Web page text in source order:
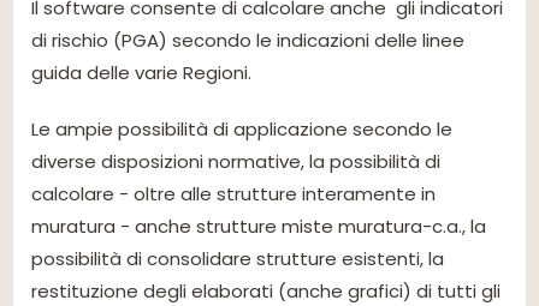
Il software consente di calcolare anche gli indicatori
di rischio (PGA) secondo le indicazioni delle linee
guida delle varie Regioni.
Le ampie possibilità di applicazione secondo le
diverse disposizioni normative, la possibilità di
calcolare - oltre alle strutture interamente in
muratura - anche strutture miste muratura-c.a., la
possibilità di consolidare strutture esistenti, la
restituzione degli elaborati (anche grafici) di tutti gli